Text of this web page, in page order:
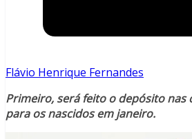
Flávio Henrique Fernandes
Primeiro, será feito o depósito nas
para os nascidos em janeiro.